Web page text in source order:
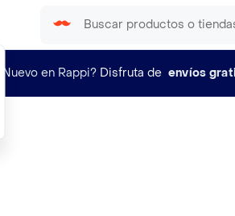
¿Nuevo en Rappi? Disfruta de envíos